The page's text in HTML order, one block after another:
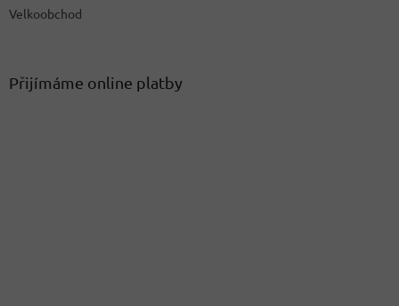
Velkoobchod
Přijímáme online platby